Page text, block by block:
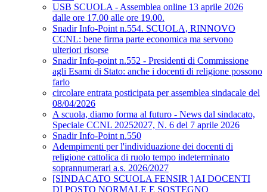
USB SCUOLA - Assemblea online 13 aprile 2026
dalle ore 17.00 alle ore 19.00.
Snadir Info-Point n.554. SCUOLA, RINNOVO
CCNL: bene firma parte economica ma servono
ulteriori risorse
Snadir Info-point n.552 - Presidenti di Commissione
agli Esami di Stato: anche i docenti di religione possono
farlo
circolare entrata posticipata per assemblea sindacale del
08/04/2026
A scuola, diamo forma al futuro - News dal sindacato,
Speciale CCNL 20252027, N. 6 del 7 aprile 2026
Snadir Info-Point n.550
Adempimenti per l'individuazione dei docenti di
religione cattolica di ruolo tempo indeterminato
soprannumerari a.s. 2026/2027
[SINDACATO SCUOLA FENSIR ] AI DOCENTI
DI POSTO NORMALE E SOSTEGNO